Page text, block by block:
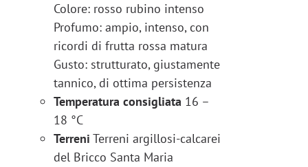
Colore: rosso rubino intenso
Profumo: ampio, intenso, con
ricordi di frutta rossa matura
Gusto: strutturato, giustamente
tannico, di ottima persistenza
Temperatura consigliata 16 –
18 °C
Terreni Terreni argillosi-calcarei
del Bricco Santa Maria